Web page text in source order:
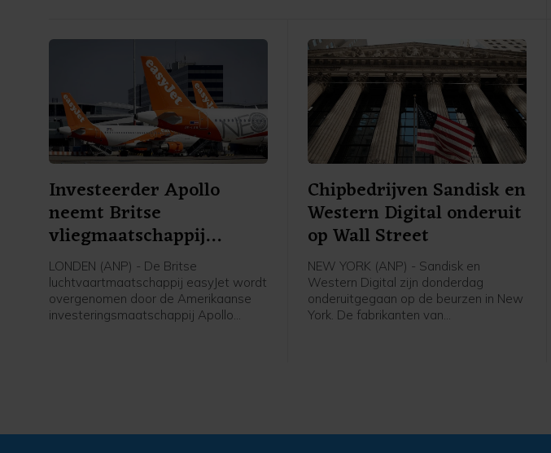
Investeerder Apollo
neemt Britse
vliegmaatschappij
easyJet over
LONDEN (ANP) - De Britse
luchtvaartmaatschappij easyJet wordt
overgenomen door de Amerikaanse
investeringsmaatschappij Apollo
Chipbedrijven Sandisk en
Western Digital onderuit
op Wall Street
NEW YORK (ANP) - Sandisk en
Western Digital zijn donderdag
onderuitgegaan op de beurzen in New
York. De fabrikanten van